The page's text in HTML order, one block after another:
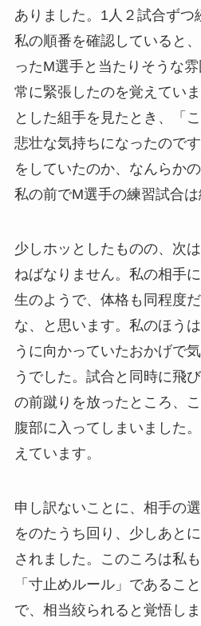
ありました。1人２試合ずつ
私の順番を確認していると
ったM選手と当たりそうな
常に緊張したのを覚えてい
とした組手を見たとき、「
悲壮な気持ちになったので
をしていたのか、なんらか
私の前でM選手の練習試合は
少しホッとしたものの、次
ねばなりません。私の相手
生のようで、体格も同程度
な、と思います。私のほう
うに向かっていたおかげで
うでした。試合と同時に飛
の前蹴りを放ったところ、
腹部に入ってしまいました
えています。
申し訳ないことに、相手の
をのたうち回り、少しあと
されました。このころは私
「寸止めルール」であるこ
で、相当絞られると覚悟し